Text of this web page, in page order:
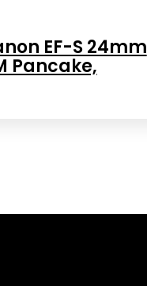
EF-S 24mm
Pancake,